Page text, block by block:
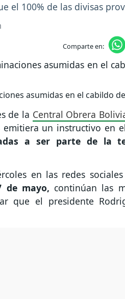
el 100% de las divisas
Comparte en:
asumidas en el cabildo
de la Central Obrera
un instructivo en
a ser parte de la
en las redes
de mayo, continúan las
que el presidente